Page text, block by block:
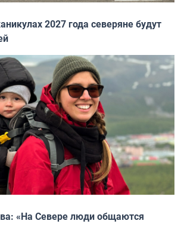
2027 года северяне будут
«На Севере люди общаются